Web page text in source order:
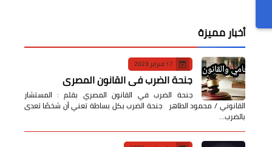
أخبار مميزة
17 فبراير 2023
جنحة الضرب في القانون المصري
جنحة الضرب في القانون المصري بقلم : المستشار
القانوني / محمود الطاهر جنحة الضرب بكل بساطة تعني أن شخصًا تعدى
بالضرب…